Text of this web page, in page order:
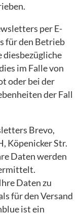
per E-
für den Betrieb
im Falle von
oder bei der
der Fall
Brevo,
Köpenicker Str.
Daten werden
Daten zu
für den Versand
ist ein